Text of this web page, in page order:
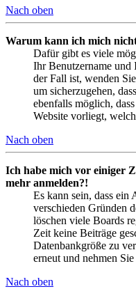
Nach oben
Warum kann ich mich
Dafür gibt es viele
Ihr Benutzername und
der Fall ist, wenden
um sicherzugehen,
ebenfalls möglich,
Website vorliegt,
Nach oben
Ich habe mich vor einiger
mehr anmelden?!
Es kann sein, dass ein
verschieden Gründen
löschen viele Boards
Zeit keine Beiträge
Datenbankgröße zu
erneut und nehmen
Nach oben